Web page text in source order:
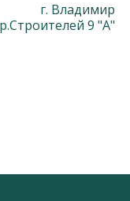
г. Владимир
9 "А"